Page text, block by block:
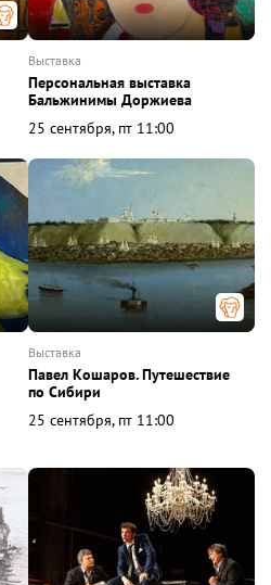
выставка
Персональная выставка
Бальжинимы Доржиева
25 сентября, пт 11:00
выставка
Павел Кошаров. Путешествие
по Сибири
25 сентября, пт 11:00